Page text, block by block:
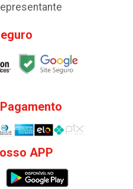
APP